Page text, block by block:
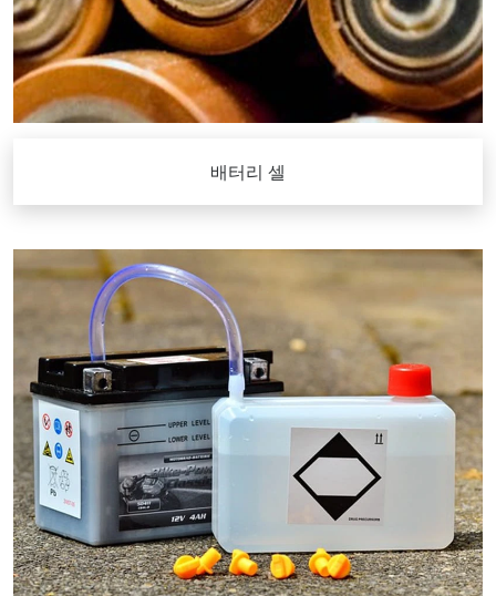
배터리 셀